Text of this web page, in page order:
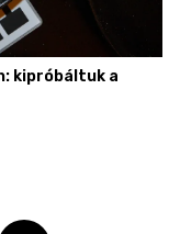
kipróbáltuk a